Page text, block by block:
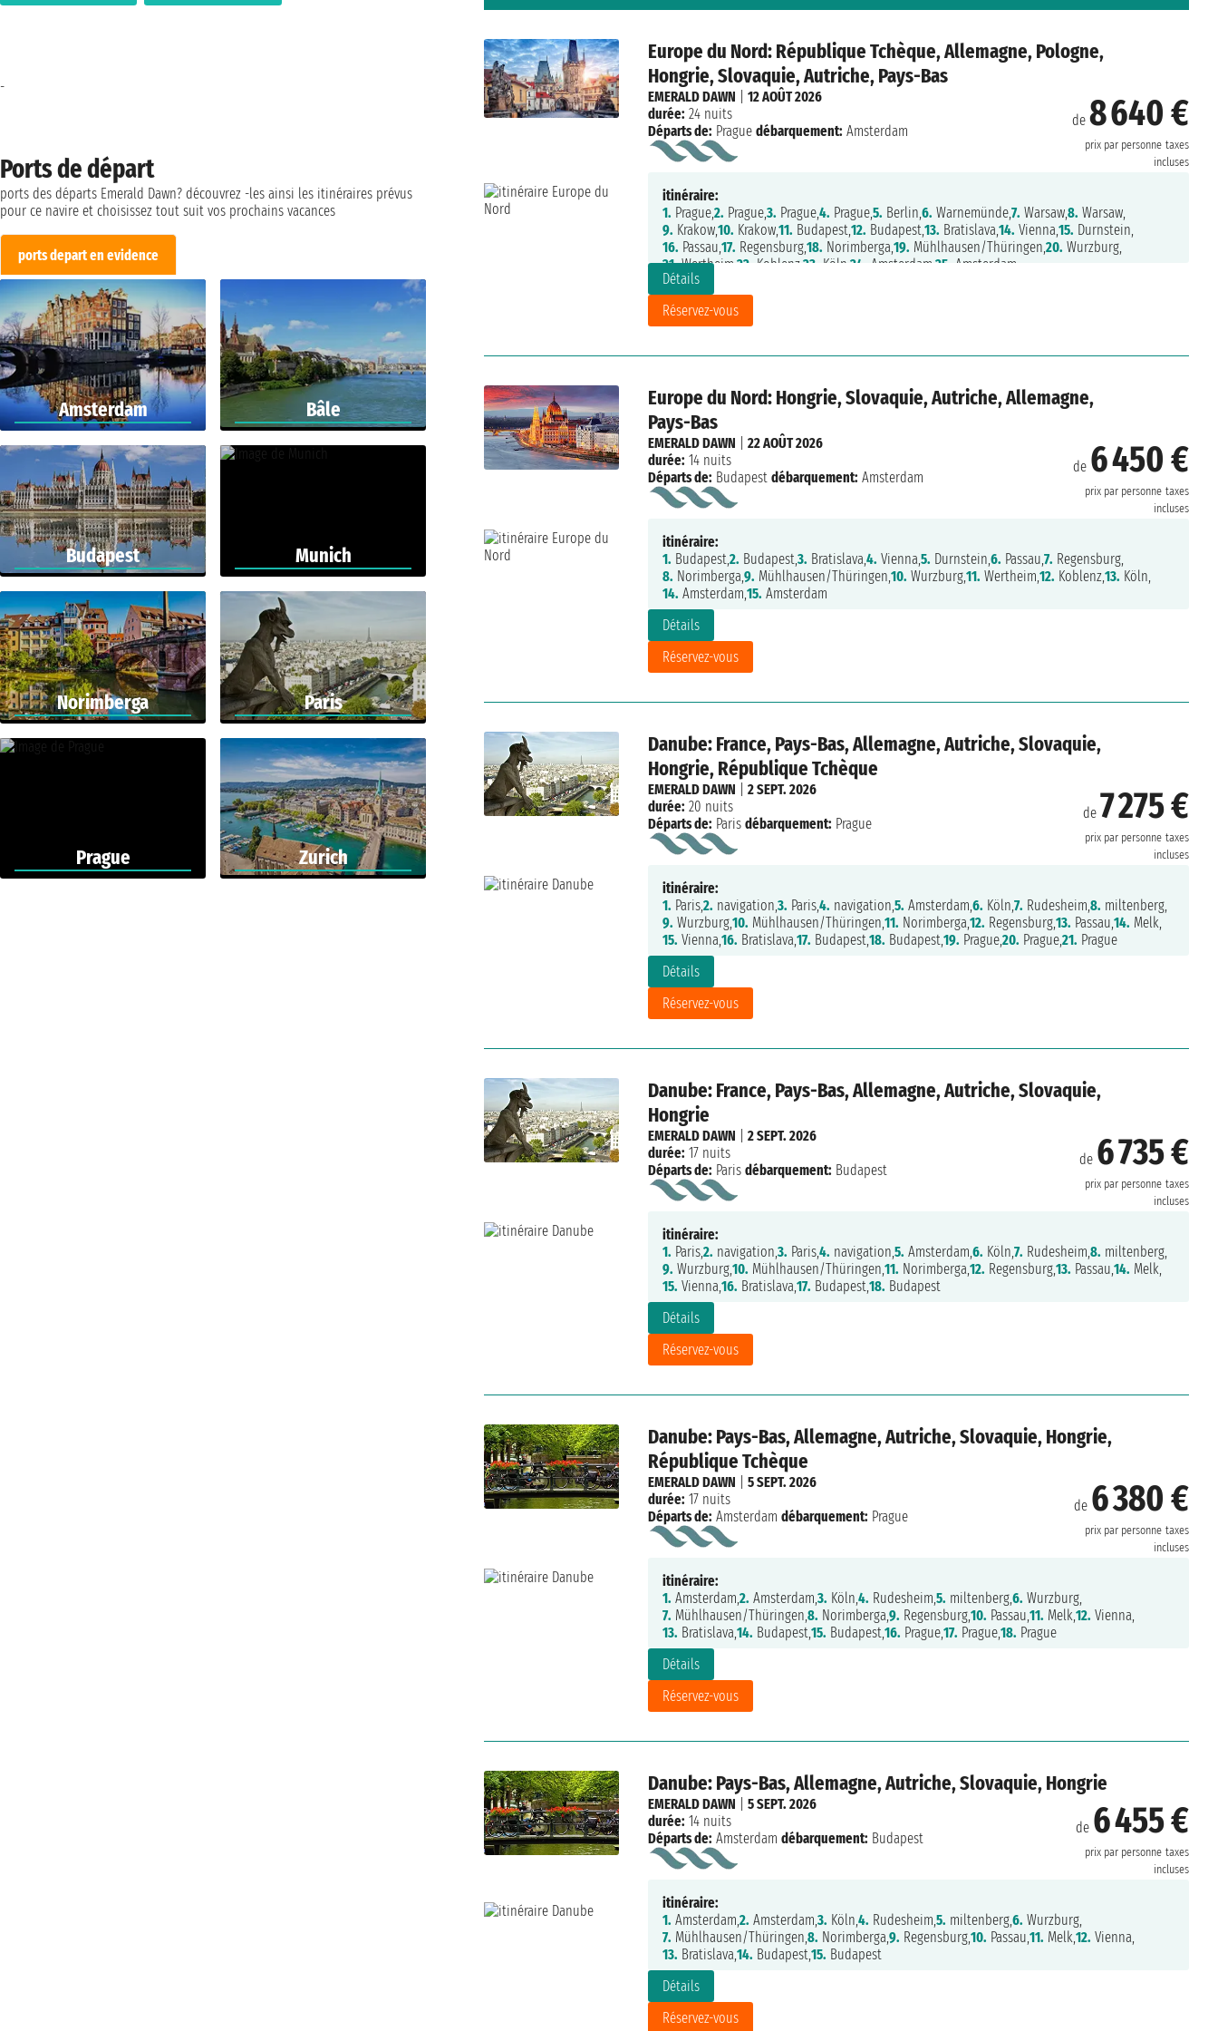
Europe du Nord: République Tchèque, Allemagne, Pologne,
Hongrie, Slovaquie, Autriche, Pays-Bas
de 8 640 €
prix par personne taxes
incluses
Détails
Réservez-vous
EMERALD DAWN
12 AOÛT 2026
durée: 24 nuits
Départs de: Prague débarquement: Amsterdam
itinéraire:
1. Prague,2. Prague,3. Prague,4. Prague,5. Berlin,6. Warnemünde,7. Warsaw,8. Warsaw,
9. Krakow,10. Krakow,11. Budapest,12. Budapest,13. Bratislava,14. Vienna,15. Durnstein,
16. Passau,17. Regensburg,18. Norimberga,19. Mühlhausen/Thüringen,20. Wurzburg,
21.Wertheim, 22. Koblenz,23. Köln, 24. Amsterdam, 25. Amsterdam
Europe du Nord: Hongrie, Slovaquie, Autriche, Allemagne,
Pays-Bas
de 6 450 €
prix par personne taxes
incluses
Détails
Réservez-vous
EMERALD DAWN
22 AOÛT 2026
durée: 14 nuits
Départs de: Budapest débarquement: Amsterdam
itinéraire:
1. Budapest,2. Budapest,3. Bratislava,4. Vienna,5. Durnstein,6. Passau,7. Regensburg,
8. Norimberga,9. Mühlhausen/Thüringen,10. Wurzburg,11. Wertheim,12. Koblenz,13. Köln,
14. Amsterdam,15. Amsterdam
Danube: France, Pays-Bas, Allemagne, Autriche, Slovaquie,
Hongrie, République Tchèque
de 7 275 €
prix par personne taxes
incluses
Détails
Réservez-vous
EMERALD DAWN
2 SEPT. 2026
durée: 20 nuits
Départs de: Paris débarquement: Prague
itinéraire:
1. Paris,2. navigation,3. Paris,4. navigation,5. Amsterdam,6. Köln,7. Rudesheim,8. miltenberg,
9. Wurzburg,10. Mühlhausen/Thüringen,11. Norimberga,12. Regensburg,13. Passau,14. Melk,
15. Vienna,16. Bratislava,17. Budapest,18. Budapest,19. Prague,20. Prague,21. Prague
Danube: France, Pays-Bas, Allemagne, Autriche, Slovaquie,
Hongrie
de 6 735 €
prix par personne taxes
incluses
Détails
Réservez-vous
EMERALD DAWN
2 SEPT. 2026
durée: 17 nuits
Départs de: Paris débarquement: Budapest
itinéraire:
1. Paris,2. navigation,3. Paris,4. navigation,5. Amsterdam,6. Köln,7. Rudesheim,8. miltenberg,
9. Wurzburg,10. Mühlhausen/Thüringen,11. Norimberga,12. Regensburg,13. Passau,14. Melk,
15. Vienna,16. Bratislava,17. Budapest,18. Budapest
Danube: Pays-Bas, Allemagne, Autriche, Slovaquie, Hongrie,
République Tchèque
de 6 380 €
prix par personne taxes
incluses
Détails
Réservez-vous
EMERALD DAWN
5 SEPT. 2026
durée: 17 nuits
Départs de: Amsterdam débarquement: Prague
itinéraire:
1. Amsterdam,2. Amsterdam,3. Köln,4. Rudesheim,5. miltenberg,6. Wurzburg,
7. Mühlhausen/Thüringen,8. Norimberga,9. Regensburg,10. Passau,11. Melk,12. Vienna,
13. Bratislava,14. Budapest,15. Budapest,16. Prague,17. Prague,18. Prague
Danube: Pays-Bas, Allemagne, Autriche, Slovaquie, Hongrie
de 6 455 €
prix par personne taxes
incluses
Détails
Réservez-vous
EMERALD DAWN
5 SEPT. 2026
durée: 14 nuits
Départs de: Amsterdam débarquement: Budapest
itinéraire:
1. Amsterdam,2. Amsterdam,3. Köln,4. Rudesheim,5. miltenberg,6. Wurzburg,
7. Mühlhausen/Thüringen,8. Norimberga,9. Regensburg,10. Passau,11. Melk,12. Vienna,
13. Bratislava,14. Budapest,15. Budapest
Ports de départ
ports des départs Emerald Dawn? découvrez -les ainsi les itinéraires prévus
pour ce navire et choisissez tout suit vos prochains vacances
ports depart en evidence
Amsterdam Bâle
Budapest Munich
Norimberga Paris
Prague Zurich
-